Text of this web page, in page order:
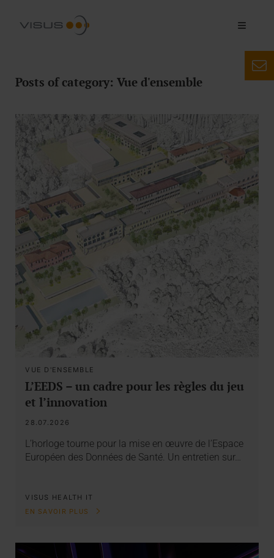
Posts of category: Vue d'ensemble
VUE D'ENSEMBLE
L’EEDS – un cadre pour les règles du jeu
et l’innovation
28.07.2026
L’horloge tourne pour la mise en œuvre de l’Espace
Européen des Données de Santé. Un entretien sur…
VISUS HEALTH IT
EN SAVOIR PLUS